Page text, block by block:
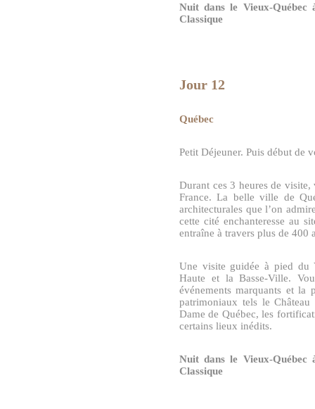
Nuit dans le Vieux-Québec
Classique
Jour 12
Québec
Petit Déjeuner. Puis début de
Durant ces 3 heures de
France. La belle ville de
architecturales que l’on
cette cité enchanteresse au
entraîne à travers plus de 400
Une visite guidée à pied du
Haute et la Basse-Ville.
événements marquants et la
patrimoniaux tels le
Dame de Québec, les
certains lieux inédits.
Nuit dans le Vieux-Québec
Classique